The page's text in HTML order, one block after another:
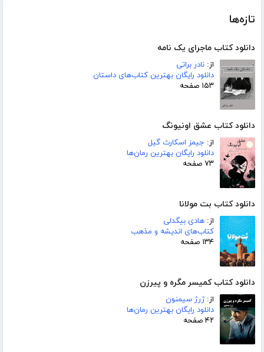
تازه‌ها
دانلود کتاب ماجرای یک نامه
از: نادر براتی
دانلود رایگان بهترین کتاب‌های داستان
۱۵۳ صفحه
دانلود کتاب عشق اونیونگ
از: جیمز اسکارث گیل
دانلود رایگان بهترین رمان‌ها
۷۳ صفحه
دانلود کتاب بت مولانا
از: هادی بیگدلی
کتاب‌های اندیشه و مذهب
۱۳۴ صفحه
دانلود کتاب کمیسر مگره و پیرزن
از:ژرژ سیمنون
دانلود رایگان بهترین رمان‌ها
۴۲ صفحه